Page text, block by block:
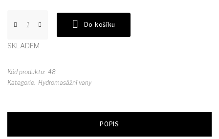
Do košíku
SKLADEM
Kód produktu 48
Kategorie Hydromasážní vany
POPIS